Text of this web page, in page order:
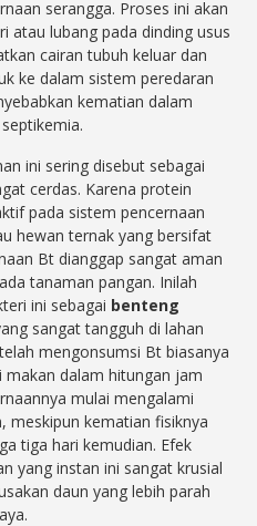
serangga. Proses ini akan
atau lubang pada dinding usus
cairan tubuh keluar dan
ke dalam sistem peredaran
kematian dalam
ini sering disebut sebagai
cerdas. Karena protein
pada sistem pencernaan
hewan ternak yang bersifat
Bt dianggap sangat aman
tanaman pangan. Inilah
ini sebagai benteng
sangat tangguh di lahan
mengonsumsi Bt biasanya
makan dalam hitungan jam
mulai mengalami
meskipun kematian fisiknya
tiga hari kemudian. Efek
yang instan ini sangat krusial
daun yang lebih parah